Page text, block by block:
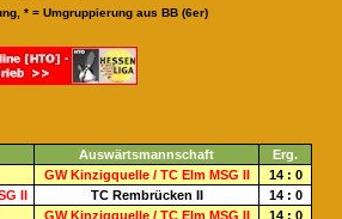
* = Umgruppierung aus BB (6er)
Auswärtsmannschaft
Erg.
GW Kinzigquelle / TC Elm MSG II
14 : 0
II TC Rembrücken II 14: 0
GW Kinzigquelle / TC Elm MSG II
14 : 0